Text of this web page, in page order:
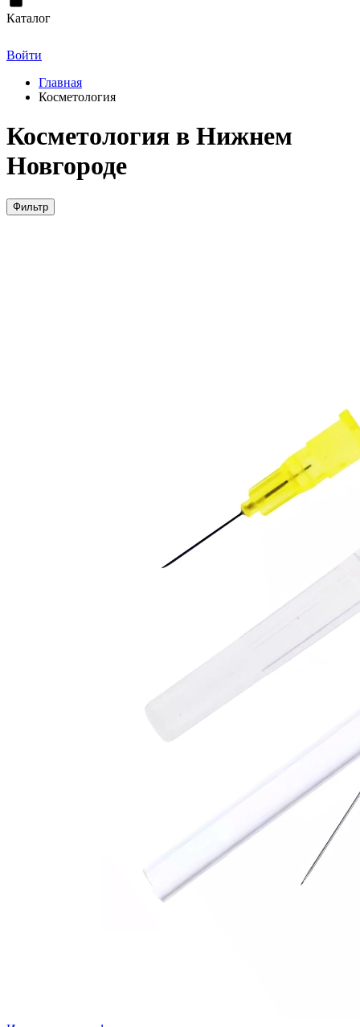
Каталог
Войти
Главная
Косметология
Косметология в Нижнем
Новгороде
Фильтр